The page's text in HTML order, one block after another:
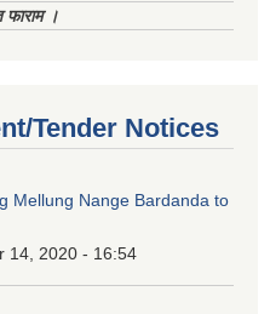
फाराम ।
Tender Notices
Mellung Nange Bardanda to
14, 2020 - 16:54